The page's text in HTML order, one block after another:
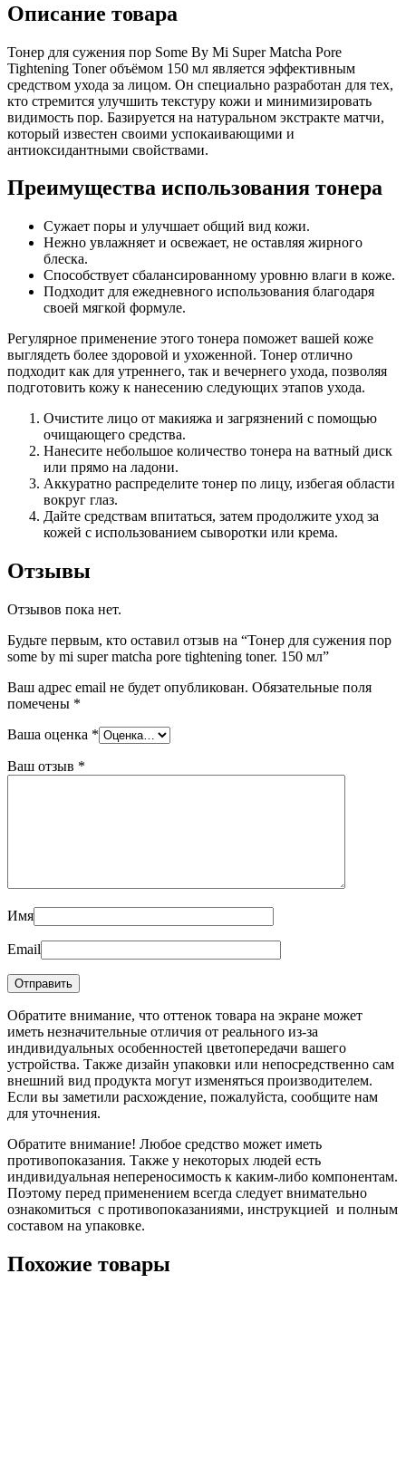
Описание товара
Тонер для сужения пор Some By Mi Super Matcha Pore
Tightening Toner объёмом 150 мл является эффективным
средством ухода за лицом. Он специально разработан для тех,
кто стремится улучшить текстуру кожи и минимизировать
видимость пор. Базируется на натуральном экстракте матчи,
который известен своими успокаивающими и
антиоксидантными свойствами.
Преимущества использования тонера
Сужает поры и улучшает общий вид кожи.
Нежно увлажняет и освежает, не оставляя жирного
блеска.
Способствует сбалансированному уровню влаги в коже.
Подходит для ежедневного использования благодаря
своей мягкой формуле.
Регулярное применение этого тонера поможет вашей коже
выглядеть более здоровой и ухоженной. Тонер отлично
подходит как для утреннего, так и вечернего ухода, позволяя
подготовить кожу к нанесению следующих этапов ухода.
Очистите лицо от макияжа и загрязнений с помощью
очищающего средства.
Нанесите небольшое количество тонера на ватный диск
или прямо на ладони.
Аккуратно распределите тонер по лицу, избегая области
вокруг глаз.
Дайте средствам впитаться, затем продолжите уход за
кожей с использованием сыворотки или крема.
Отзывы
Отзывов пока нет.
Будьте первым, кто оставил отзыв на “Тонер для сужения пор
some by mi super matcha pore tightening toner. 150 мл”
Ваш адрес email не будет опубликован. Обязательные поля
помечены *
Ваша оценка *
Ваш отзыв *
Имя
Email
Обратите внимание, что оттенок товара на экране может
иметь незначительные отличия от реального из-за
индивидуальных особенностей цветопередачи вашего
устройства. Также дизайн упаковки или непосредственно сам
внешний вид продукта могут изменяться производителем.
Если вы заметили расхождение, пожалуйста, сообщите нам
для уточнения.
Обратите внимание! Любое средство может иметь
противопоказания. Также у некоторых людей есть
индивидуальная непереносимость к каким-либо компонентам.
Поэтому перед применением всегда следует внимательно
ознакомиться с противопоказаниями, инструкцией и полным
составом на упаковке.
Похожие товары